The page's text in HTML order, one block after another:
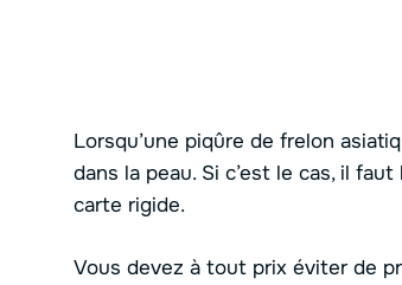
Lorsqu’une piqûre de frelon
dans la peau. Si c’est le cas, il faut
carte rigide.
Vous devez à tout prix éviter de